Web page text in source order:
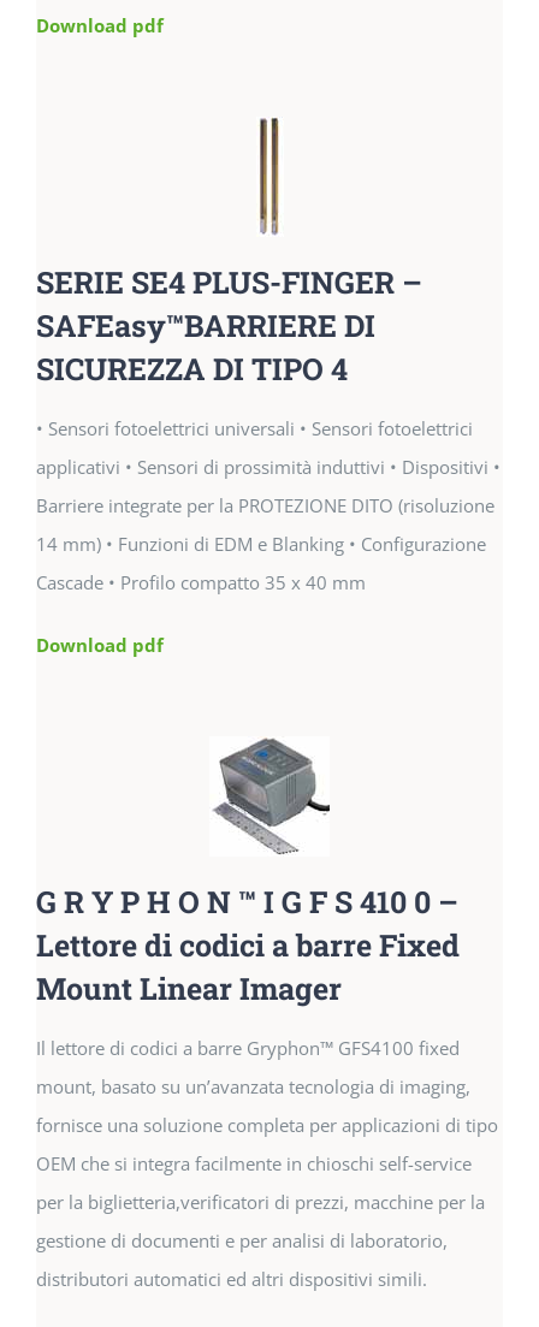
Download pdf
SERIE SE4 PLUS-FINGER –
SAFEasy™BARRIERE DI
SICUREZZA DI TIPO 4
• Sensori fotoelettrici universali • Sensori fotoelettrici
applicativi • Sensori di prossimità induttivi • Dispositivi •
Barriere integrate per la PROTEZIONE DITO (risoluzione
14 mm) • Funzioni di EDM e Blanking • Configurazione
Cascade • Profilo compatto 35 x 40 mm
Download pdf
G R Y P H O N ™ I G F S 410 0 –
Lettore di codici a barre Fixed
Mount Linear Imager
Il lettore di codici a barre Gryphon™ GFS4100 fixed
mount, basato su un’avanzata tecnologia di imaging,
fornisce una soluzione completa per applicazioni di tipo
OEM che si integra facilmente in chioschi self-service
per la biglietteria,verificatori di prezzi, macchine per la
gestione di documenti e per analisi di laboratorio,
distributori automatici ed altri dispositivi simili.